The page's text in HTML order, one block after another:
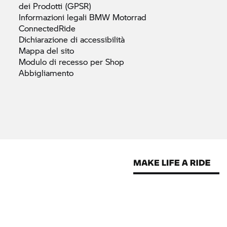
dei Prodotti (GPSR)
Informazioni legali BMW Motorrad
ConnectedRide
Dichiarazione di accessibilità
Mappa del sito
Modulo di recesso per Shop
Abbigliamento